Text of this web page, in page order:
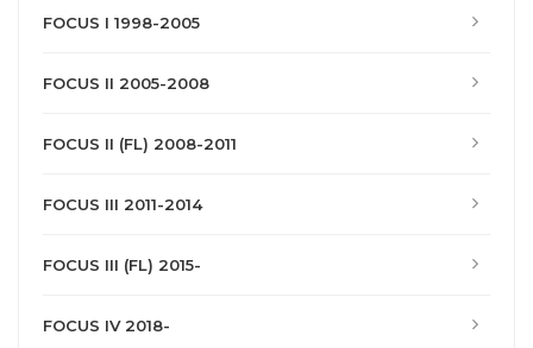
FOCUS I 1998-2005
FOCUS II 2005-2008
FOCUS II (FL) 2008-2011
FOCUS III 2011-2014
FOCUS III (FL) 2015-
FOCUS IV 2018-